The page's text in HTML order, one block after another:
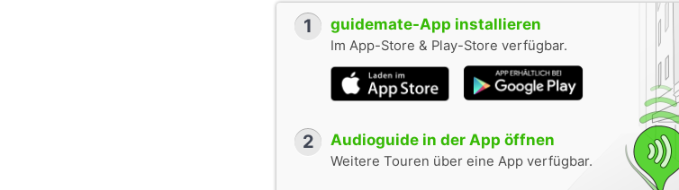
1 guidemate-App installieren
Im App-Store & Play-Store verfügbar.
2 Audioguide in der App öffnen
Weitere Touren über eine App verfügbar.